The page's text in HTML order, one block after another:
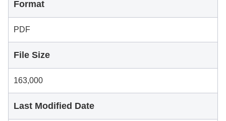
Format
PDF
File Size
163,000
Last Modified Date